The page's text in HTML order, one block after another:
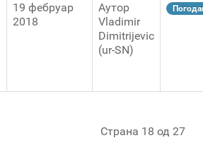
19 фебруар
2018
Аутор
Vladimir
Dimitrijevic
(ur-SN)
Страна 18 од 27